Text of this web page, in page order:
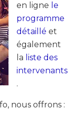
en ligne le
programme
détaillé et
également
la liste des
intervenants
.
nous offrons :